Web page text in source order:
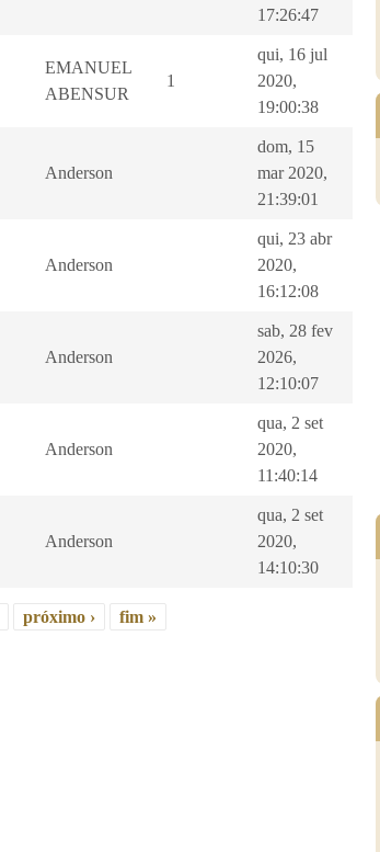
17:26:47
EMANUEL
ABENSUR
1
qui, 16 jul
2020,
19:00:38
Anderson
dom, 15
mar 2020,
21:39:01
Anderson
qui, 23 abr
2020,
16:12:08
Anderson
sab, 28 fev
2026,
12:10:07
Anderson
qua, 2 set
2020,
11:40:14
Anderson
qua, 2 set
2020,
14:10:30
próximo › fim »